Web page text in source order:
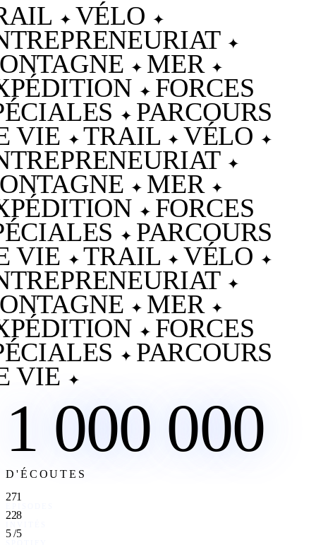
✦ VÉLO ✦
✦
✦ MER ✦
✦ FORCES
✦ PARCOURS
VIE ✦ TRAIL ✦ VÉLO ✦
✦
✦ MER ✦
✦ FORCES
✦ PARCOURS
VIE ✦ TRAIL ✦ VÉLO ✦
✦
✦ MER ✦
✦ FORCES
✦ PARCOURS
VIE ✦
1 000 000
D'ÉCOUTES
271
228
5 /5